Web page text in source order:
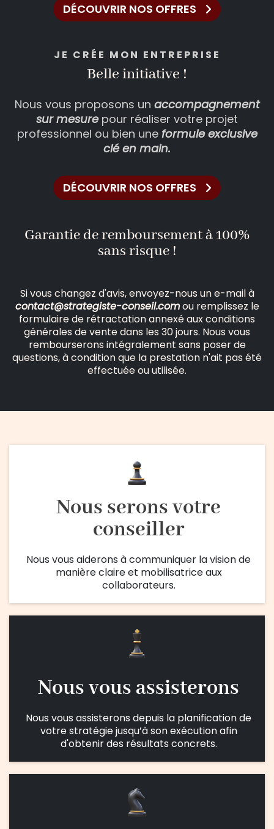
DÉCOUVRIR NOS OFFRES
JE CR É E MON ENTREPRISE
Belle initiative !
Nous vous proposons un accompagnement
sur mesure pour réaliser votre projet
professionnel ou bien une formule exclusive
clé en main.
DÉCOUVRIR NOS OFFRES
Garantie de remboursement à 100%
sans risque !
Si vous changez d'avis, envoyez-nous un e-mail à
contact@strategiste-conseil.comou remplissez le
formulaire de rétractation annexé aux conditions
générales de vente dans les 30 jours. Nous vous
rembourserons intégralement sans poser de
questions, à condition que la prestation n'ait pas été
effectuée ou utilisée.
Nous serons votre
conseiller
Nous vous aiderons à communiquer la vision de
manière claire et mobilisatrice aux
collaborateurs.
Nous vous assisterons
Nous vous assisterons depuis la planification de
votre stratégie jusqu’à son exécution afin
d'obtenir des résultats concrets.